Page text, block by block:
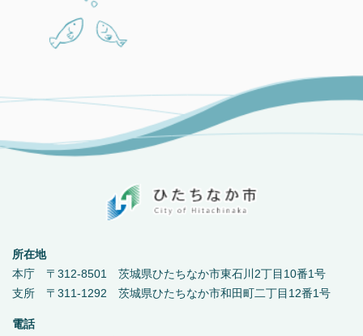
所在地
本庁 〒312-8501 茨城県ひたちなか市東石川2丁目10番1号
支所 〒311-1292 茨城県ひたちなか市和田町二丁目12番1号
電話